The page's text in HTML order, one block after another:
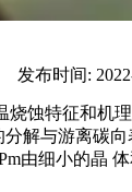
发布时间:
烧蚀特征和机
分解与游离碳
由细小的晶